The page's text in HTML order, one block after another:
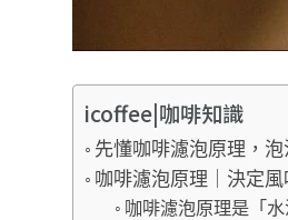
icoffee|咖啡知識
先懂咖啡濾泡原理，
咖啡濾泡原理｜決定
咖啡濾泡原理是「水